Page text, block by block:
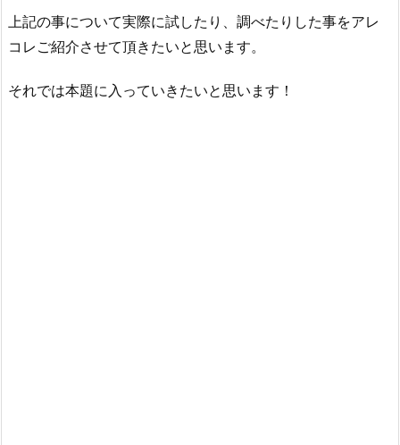
上記の事について実際に試したり、調べたりした事をアレ
コレご紹介させて頂きたいと思います。
それでは本題に入っていきたいと思います！